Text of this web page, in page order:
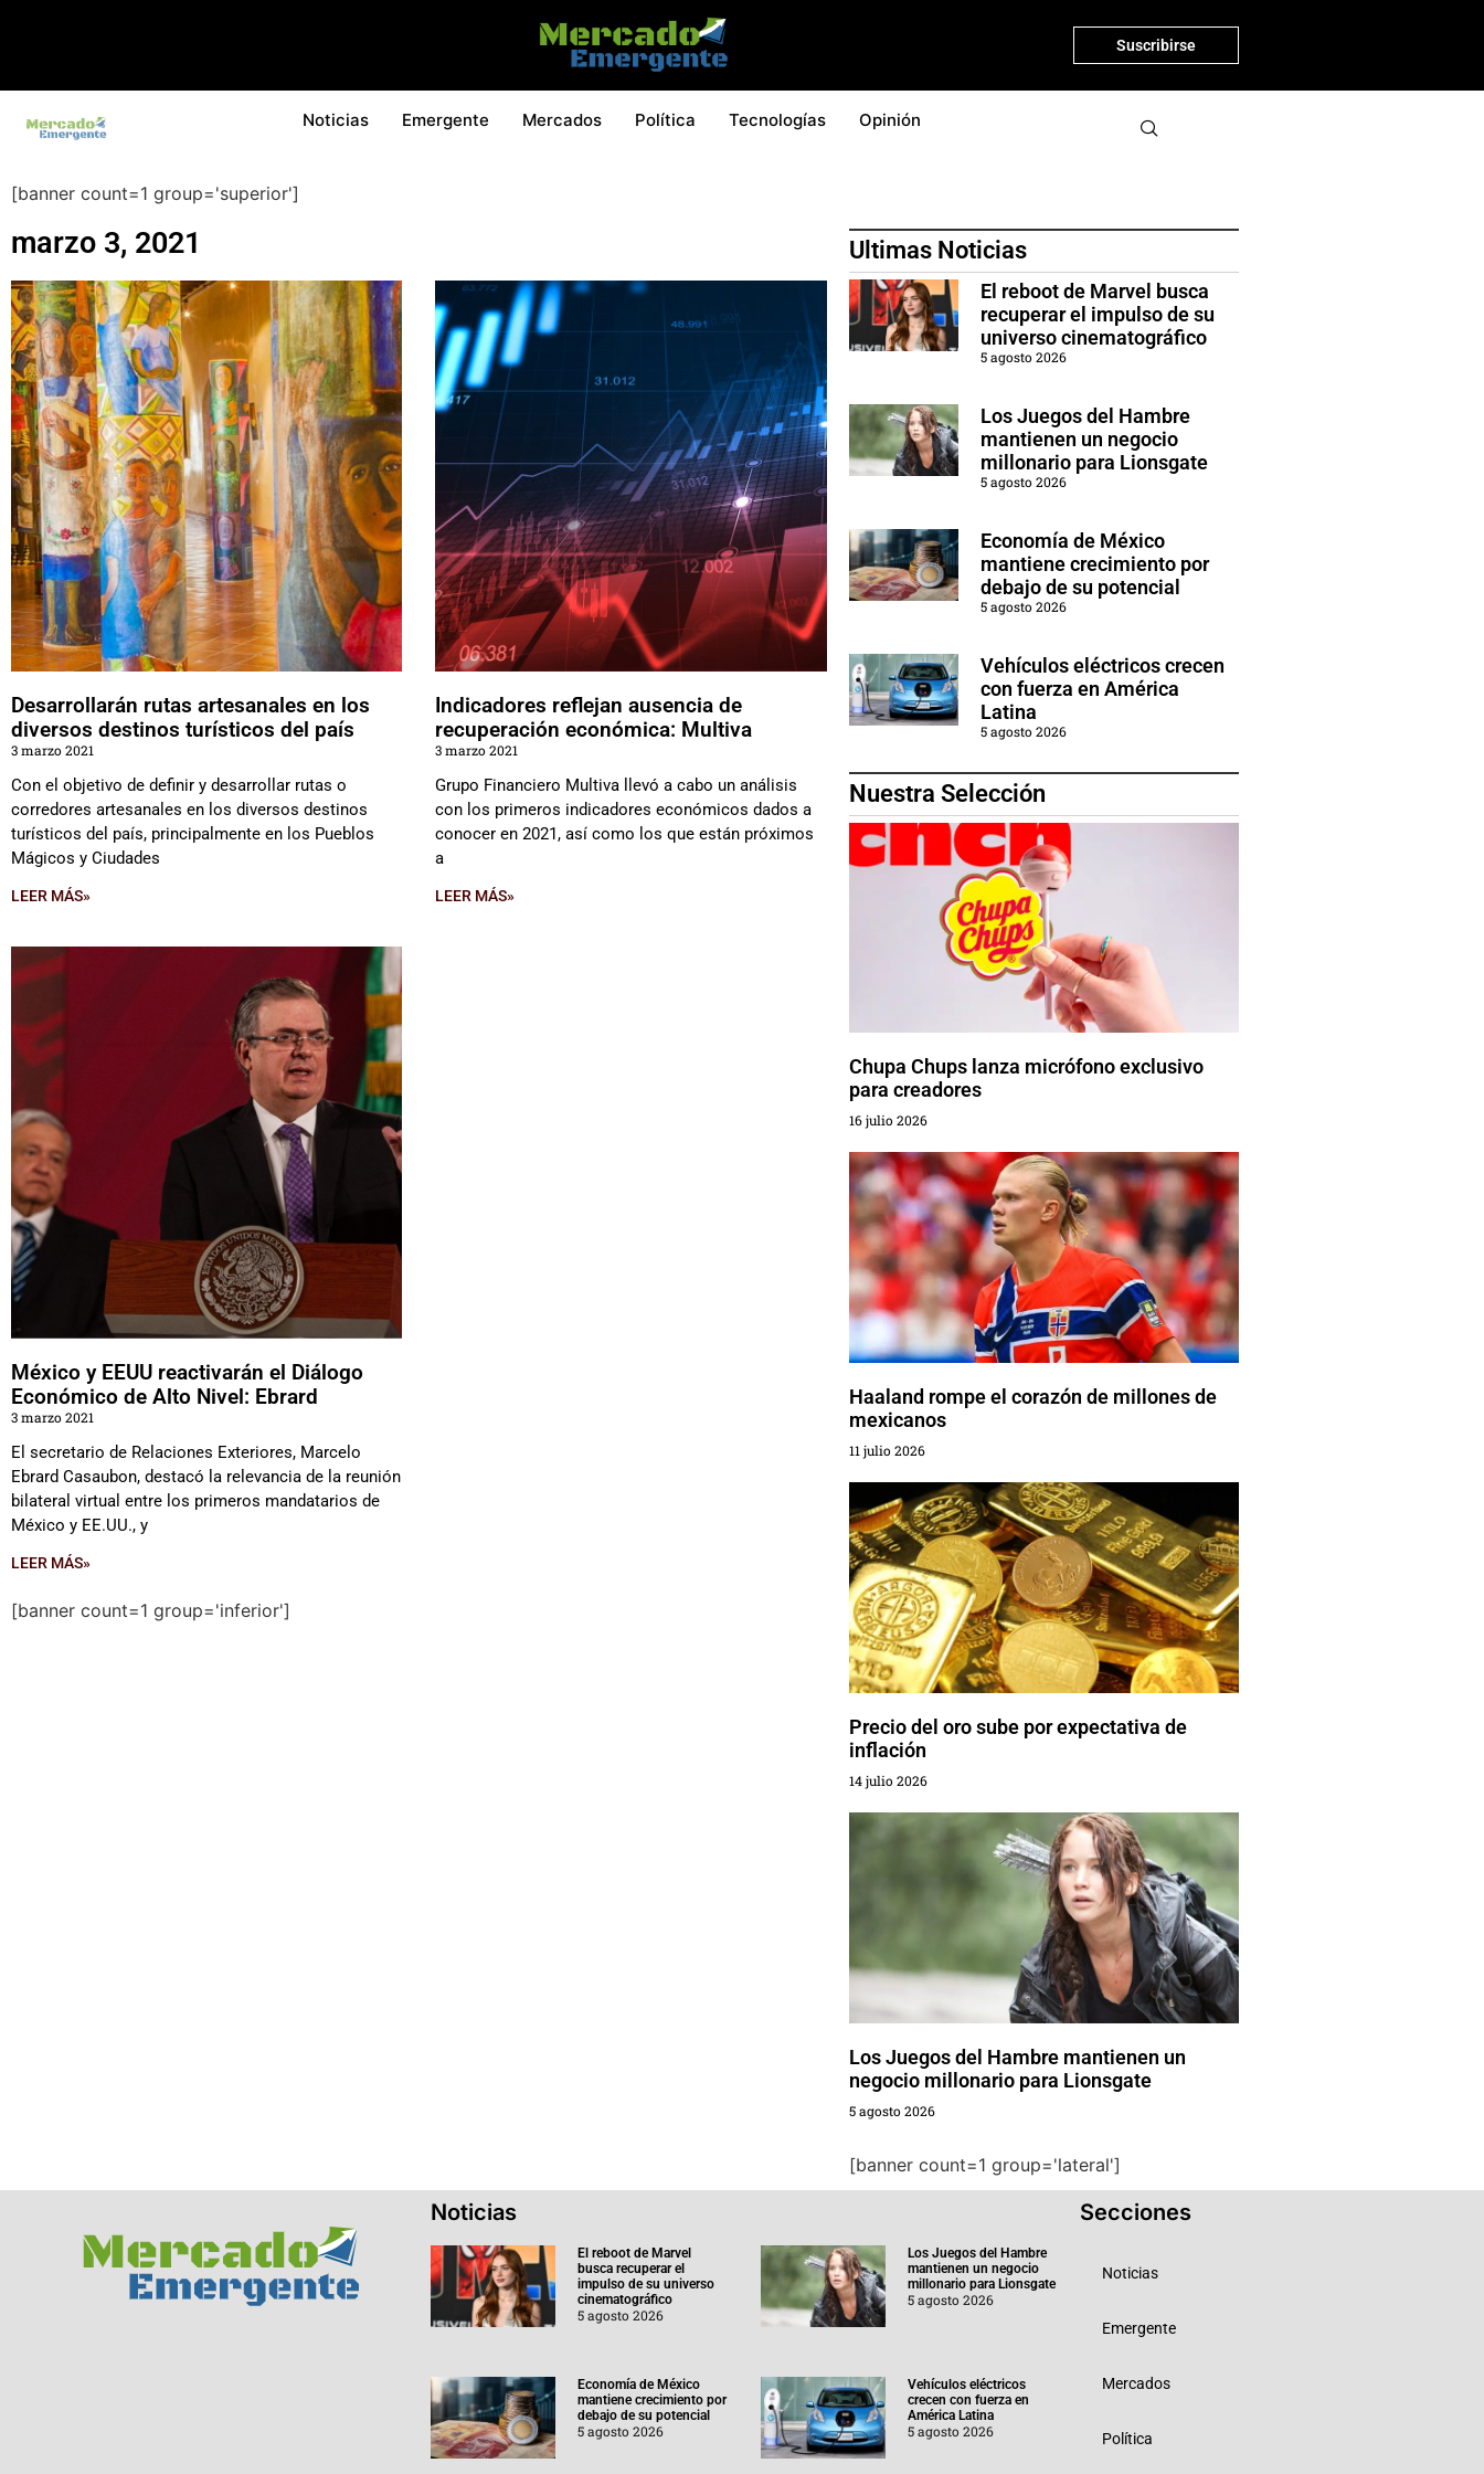
Suscribirse
Noticias Emergente Mercados Política Tecnologías Opinión
[banner count=1 group='superior']
marzo 3, 2021
Desarrollarán rutas artesanales en los
diversos destinos turísticos del país
3 marzo 2021
Con el objetivo de definir y desarrollar rutas o
corredores artesanales en los diversos destinos
turísticos del país, principalmente en los Pueblos
Mágicos y Ciudades
LEER MÁS»
Indicadores reflejan ausencia de
recuperación económica: Multiva
3 marzo 2021
Grupo Financiero Multiva llevó a cabo un análisis
con los primeros indicadores económicos dados a
conocer en 2021, así como los que están próximos
a
LEER MÁS»
México y EEUU reactivarán el Diálogo
Económico de Alto Nivel: Ebrard
3 marzo 2021
El secretario de Relaciones Exteriores, Marcelo
Ebrard Casaubon, destacó la relevancia de la reunión
bilateral virtual entre los primeros mandatarios de
México y EE.UU., y
LEER MÁS»
[banner count=1 group='inferior']
Ultimas Noticias
El reboot de Marvel busca
recuperar el impulso de su
universo cinematográfico
5 agosto 2026
Los Juegos del Hambre
mantienen un negocio
millonario para Lionsgate
5 agosto 2026
Economía de México
mantiene crecimiento por
debajo de su potencial
5 agosto 2026
Vehículos eléctricos crecen
con fuerza en América
Latina
5 agosto 2026
Nuestra Selección
Chupa Chups lanza micrófono exclusivo
para creadores
16 julio 2026
Haaland rompe el corazón de millones de
mexicanos
11 julio 2026
Precio del oro sube por expectativa de
inflación
14 julio 2026
Los Juegos del Hambre mantienen un
negocio millonario para Lionsgate
5 agosto 2026
[banner count=1 group='lateral']
Noticias
El reboot de Marvel
busca recuperar el
impulso de su universo
cinematográfico
5 agosto 2026
Los Juegos del Hambre
mantienen un negocio
millonario para Lionsgate
5 agosto 2026
Economía de México
mantiene crecimiento por
debajo de su potencial
5 agosto 2026
Vehículos eléctricos
crecen con fuerza en
América Latina
5 agosto 2026
Secciones
Noticias
Emergente
Mercados
Política